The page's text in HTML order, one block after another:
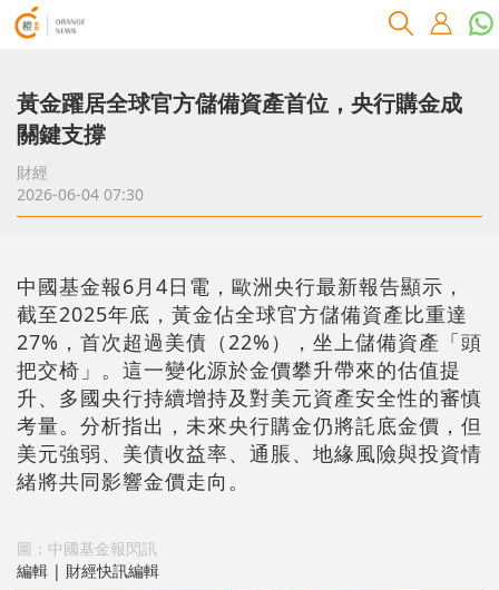
黃金躍居全球官方儲備資產首位，央行購金成
關鍵支撐
財經
2026-06-04 07:30
中國基金報6月4日電，歐洲央行最新報告顯示，
截至2025年底，黃金佔全球官方儲備資產比重達
27%，首次超過美債（22%），坐上儲備資產「頭
把交椅」。這一變化源於金價攀升帶來的估值提
升、多國央行持續增持及對美元資產安全性的審慎
考量。分析指出，未來央行購金仍將託底金價，但
美元強弱、美債收益率、通脹、地緣風險與投資情
緒將共同影響金價走向。
圖：中國基金報閃訊
編輯 | 財經快訊編輯